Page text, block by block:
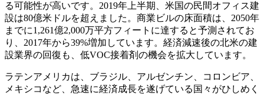
る可能性が高いです。2019年上半期、米国の民間オフィス建
設は80億米ドルを超えました。商業ビルの床面積は、2050年
までに1,261億2,000万平方フィートに達すると予測されてお
り、2017年から39%増加しています。経済減速後の北米の建
設業界の回復も、低VOC接着剤の機会を拡大しています。
ラテンアメリカは、ブラジル、アルゼンチン、コロンビア、
メキシコなど、急速に経済成長を遂げている国々がひしめく